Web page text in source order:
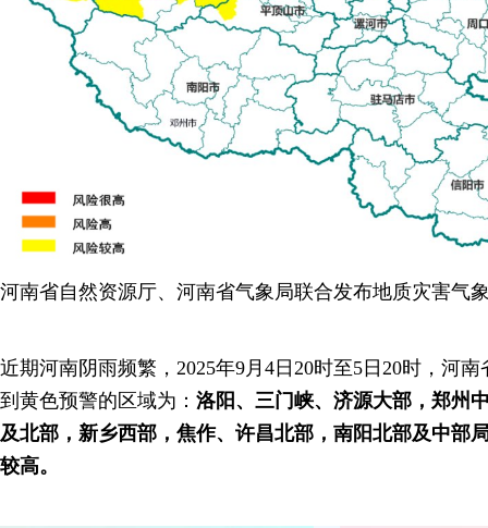
河南省自然资源厅、河南省气象局联合发布地质灾害气
近期河南阴雨频繁，2025年9月4日20时至5日20时，河
到黄色预警的区域为： 洛阳、三门峡、济源大部，郑州
及北部，新乡西部，焦作、许昌北部，南阳北部及中部
较高。